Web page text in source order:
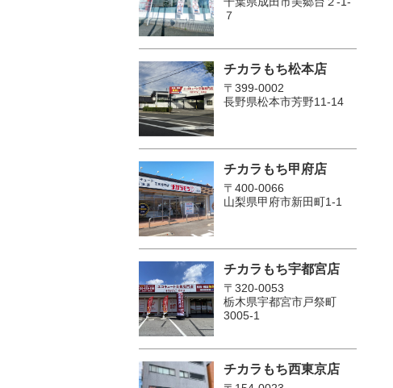
７
チカラもち松本店
〒399-0002
長野県松本市芳野11-14
チカラもち甲府店
〒400-0066
山梨県甲府市新田町1-1
チカラもち宇都宮店
〒320-0053
栃木県宇都宮市戸祭町
3005-1
チカラもち西東京店